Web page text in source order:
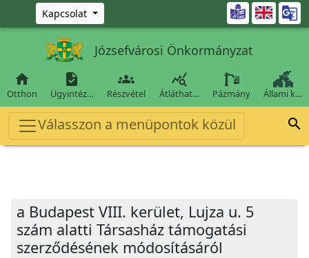
Ugrás a fő tartalomra
Kapcsolat 
Józsefvárosi Önkormányzat

Otthon

Ügyintéz…

Részvétel

Átláthat… Pázmány Állami k…
Válasszon a menüpontok közül 
a Budapest VIII. kerület, Lujza u. 5
szám alatti Társasház támogatási
szerződésének módosításáról